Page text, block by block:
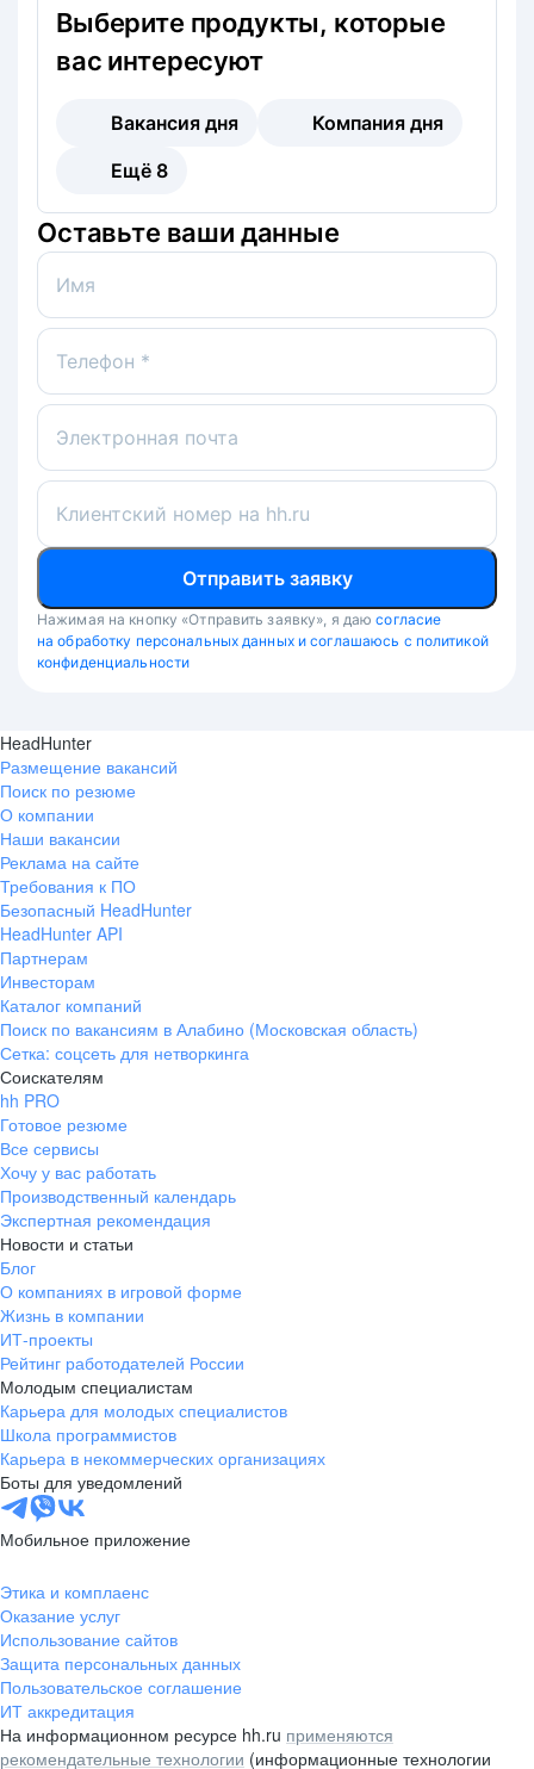
Выберите продукты, которые
вас интересуют
Вакансия дня
Компания дня
Ещё 8
Оставьте ваши данные
Имя
Телефон *
Электронная почта
Клиентский номер на hh.ru
Отправить заявку
Нажимая на кнопку «Отправить заявку», я даю согласие
на обработку персональных данных и соглашаюсь с политикой
конфиденциальности
HeadHunter
Размещение вакансий
Поиск по резюме
О компании
Наши вакансии
Реклама на сайте
Требования к ПО
Безопасный HeadHunter
HeadHunter API
Партнерам
Инвесторам
Каталог компаний
Поиск по вакансиям в Алабино (Московская область)
Сетка: соцсеть для нетворкинга
Соискателям
hh PRO
Готовое резюме
Все сервисы
Хочу у вас работать
Производственный календарь
Экспертная рекомендация
Новости и статьи
Блог
О компаниях в игровой форме
Жизнь в компании
ИТ-проекты
Рейтинг работодателей России
Молодым специалистам
Карьера для молодых специалистов
Школа программистов
Карьера в некоммерческих организациях
Боты для уведомлений
Мобильное приложение
Этика и комплаенс
Оказание услуг
Использование сайтов
Защита персональных данных
Пользовательское соглашение
ИТ аккредитация
На информационном ресурсе hh.ru применяются
рекомендательные технологии (информационные технологии